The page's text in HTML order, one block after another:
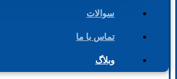
سوالات
تماس با ما
وبلاگ